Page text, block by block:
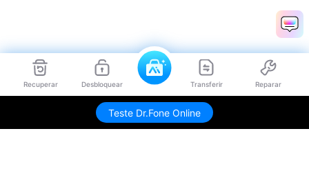
Recuperar Desbloquear Transferir Reparar
Teste Dr.Fone Online